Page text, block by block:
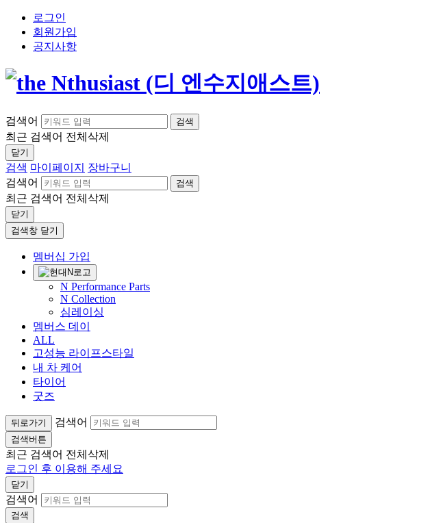
로그인
회원가입
공지사항
검색어 검색
최근 검색어 전체삭제
닫기
검색 마이페이지
장바구니
검색어
검색
최근 검색어 전체삭제
닫기
검색창 닫기
멤버십 가입
N Performance Parts
N Collection
심레이싱
멤버스 데이
ALL
고성능 라이프스타일
내 차 케어
타이어
굿즈
뒤로가기 검색어
검색버튼
최근 검색어 전체삭제
로그인 후 이용해 주세요
닫기
검색어
검색